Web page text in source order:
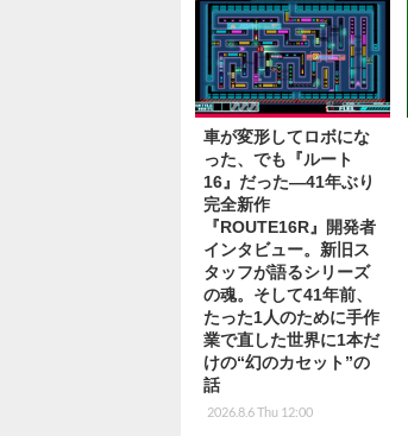
車が変形してロボにな
った、でも『ルート
16』だった―41年ぶり
完全新作
『ROUTE16R』開発者
インタビュー。新旧ス
タッフが語るシリーズ
の魂。そして41年前、
たった1人のために手作
業で直した世界に1本だ
けの“幻のカセット”の
話
2026.8.6 Thu 12:00